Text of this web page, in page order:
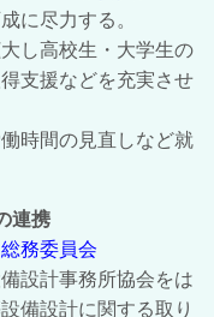
に尽力する。
し高校生・大学生の
支援などを充実させ
時間の見直しなど就
連携
務委員会
設計事務所協会をは
備設計に関する取り